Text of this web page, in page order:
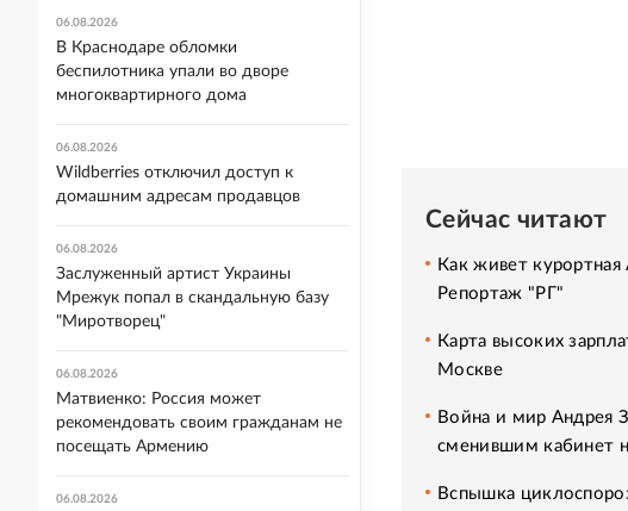
Сейчас читают
Как живет
Репортаж "РГ"
Карта высоких
Москве
Война и мир Андрея
сменившим кабинет
Вспышка
06.08.2026
В Краснодаре обломки
беспилотника упали во дворе
многоквартирного дома
06.08.2026
Wildberries отключил доступ к
домашним адресам продавцов
06.08.2026
Заслуженный артист Украины
Мрежук попал в скандальную базу
"Миротворец"
06.08.2026
Матвиенко: Россия может
рекомендовать своим гражданам не
посещать Армению
06.08.2026